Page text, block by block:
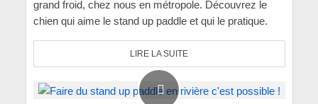
grand froid, chez nous en métropole. Découvrez le
chien qui aime le stand up paddle et qui le pratique.
LIRE LA SUITE